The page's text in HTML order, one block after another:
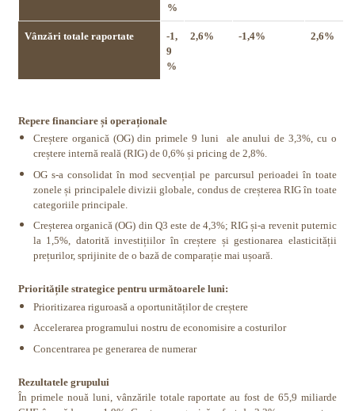
%
Vânzări totale raportate
-1,
9
%
2,6% -1,4% 2,6%
Repere financiare și operaționale
Creștere organică (OG) din primele 9 luni
ale anului de 3,3%, cu o
creștere internă reală (RIG) de 0,6% și pricing de 2,8%.
OG s-a consolidat în mod secvențial pe parcursul perioadei în toate
zonele și principalele divizii globale, condus de creșterea RIG în toate
categoriile principale.
Creșterea organică (OG) din Q3 este de 4,3%; RIG și-a revenit puternic
la 1,5%, datorită investițiilor în creștere și gestionarea elasticității
prețurilor, sprijinite de o bază de comparație mai ușoară.
Prioritățile strategice pentru următoarele luni:
Prioritizarea riguroasă a oportunităților de creștere
Accelerarea programului nostru de economisire a costurilor
Concentrarea pe generarea de numerar
Rezultatele grupului
În primele nouă luni, vânzările totale raportate au fost de 65,9 miliarde